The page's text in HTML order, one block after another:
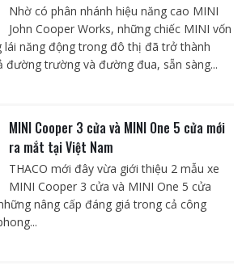
Nhờ có phân nhánh hiệu năng cao MINI
John Cooper Works, những chiếc MINI vốn
lái năng động trong đô thị đã trở thành
đường trường và đường đua, sẵn sàng...
MINI Cooper 3 cửa và MINI One 5 cửa mới
ra mắt tại Việt Nam
THACO mới đây vừa giới thiệu 2 mẫu xe
MINI Cooper 3 cửa và MINI One 5 cửa
nâng cấp đáng giá trong cả công